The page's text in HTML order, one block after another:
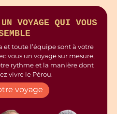
VOYAGE QUI VOUS
et toute l’équipe sont à votre
vous un voyage sur mesure,
rythme et la manière dont
vivre le Pérou.
voyage